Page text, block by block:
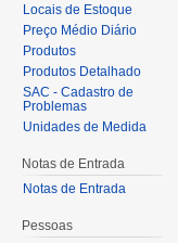
Locais de Estoque
Preço Médio Diário
Produtos
Produtos Detalhado
SAC - Cadastro de
Problemas
Unidades de Medida
Notas de Entrada
Notas de Entrada
Pessoas